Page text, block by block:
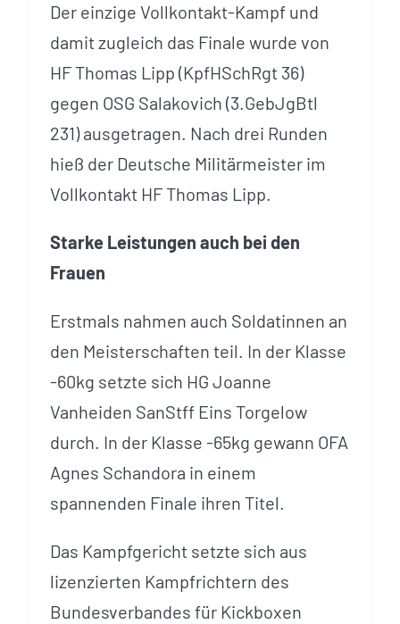
Der einzige Vollkontakt-Kampf und
damit zugleich das Finale wurde von
HF Thomas Lipp (KpfHSchRgt 36)
gegen OSG Salakovich (3.GebJgBtl
231) ausgetragen. Nach drei Runden
hieß der Deutsche Militärmeister im
Vollkontakt HF Thomas Lipp.
Starke Leistungen auch bei den
Frauen
Erstmals nahmen auch Soldatinnen an
den Meisterschaften teil. In der Klasse
-60kg setzte sich HG Joanne
Vanheiden SanStff Eins Torgelow
durch. In der Klasse -65kg gewann OFA
Agnes Schandora in einem
spannenden Finale ihren Titel.
Das Kampfgericht setzte sich aus
lizenzierten Kampfrichtern des
Bundesverbandes für Kickboxen